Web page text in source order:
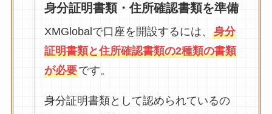
身分証明書類・住所確認書類を準備
XMGlobalで口座を開設するには、 身分
証明書類と住所確認書類の2種類の書類
が必要です。
身分証明書類として認められているの